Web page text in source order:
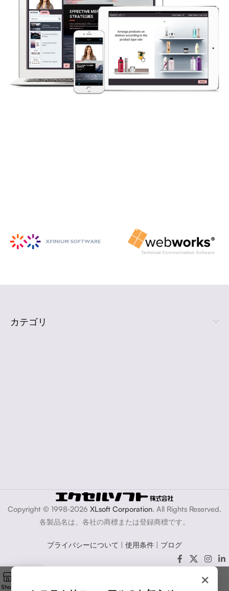
PowerPoint から HTML5 形式の e ラ
ーニング コンテンツを作成
カテゴリ
Copyright © 1998-2026 XLsoft Corporation. All Rights Reserved.
各製品名は、各社の商標または登録商標です。
プライバシーについて | 使用条件 | ブログ
Shop ×